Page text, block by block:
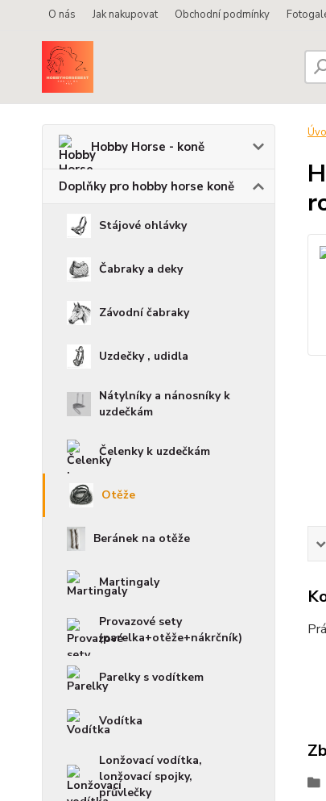
O nás Jak nakupovat Obchodní podmínky
Hobby Horse - koně
Doplňky pro hobby horse koně
Stájové ohlávky
Čabraky a deky
Závodní čabraky
Uzdečky , udidla
Nátylníky a nánosníky k
uzdečkám
Čelenky k uzdečkám
Otěže
Beránek na otěže
Martingaly
Provazové sety
(parelka+otěže+nákrčník)
Parelky s vodítkem
Vodítka
Lonžovací vodítka,
lonžovací spojky,
průvlečky